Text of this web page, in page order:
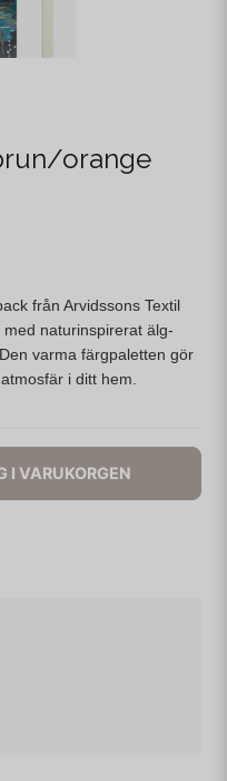
orange
från Arvidssons Textil
naturinspirerat älg-
varma färgpaletten gör
i ditt hem.
I VARUKORGEN